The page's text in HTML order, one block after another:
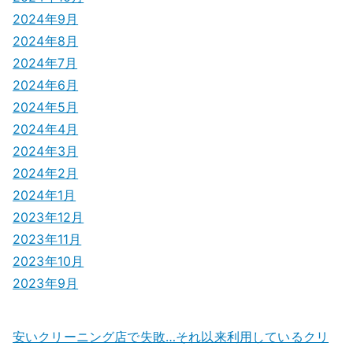
2024年9月
2024年8月
2024年7月
2024年6月
2024年5月
2024年4月
2024年3月
2024年2月
2024年1月
2023年12月
2023年11月
2023年10月
2023年9月
安いクリーニング店で失敗…それ以来利用しているクリ